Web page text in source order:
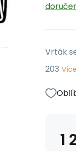
Vrták
203 Více
1